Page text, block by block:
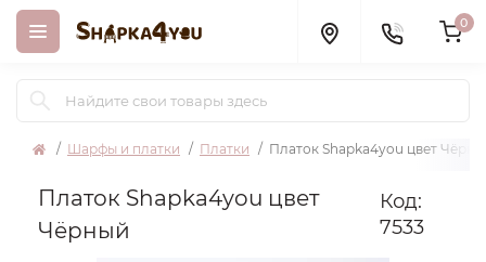
0
Шарфы и платки Платки Платок Shapka4you цвет
Платок Shapka4you цвет
Чёрный
Код:
7533